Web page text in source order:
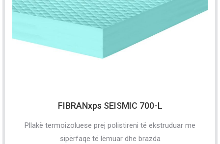
FIBRANxps SEISMIC 700-L
Pllakë termoizoluese prej polistireni të ekstruduar me
sipërfaqe të lëmuar dhe brazda